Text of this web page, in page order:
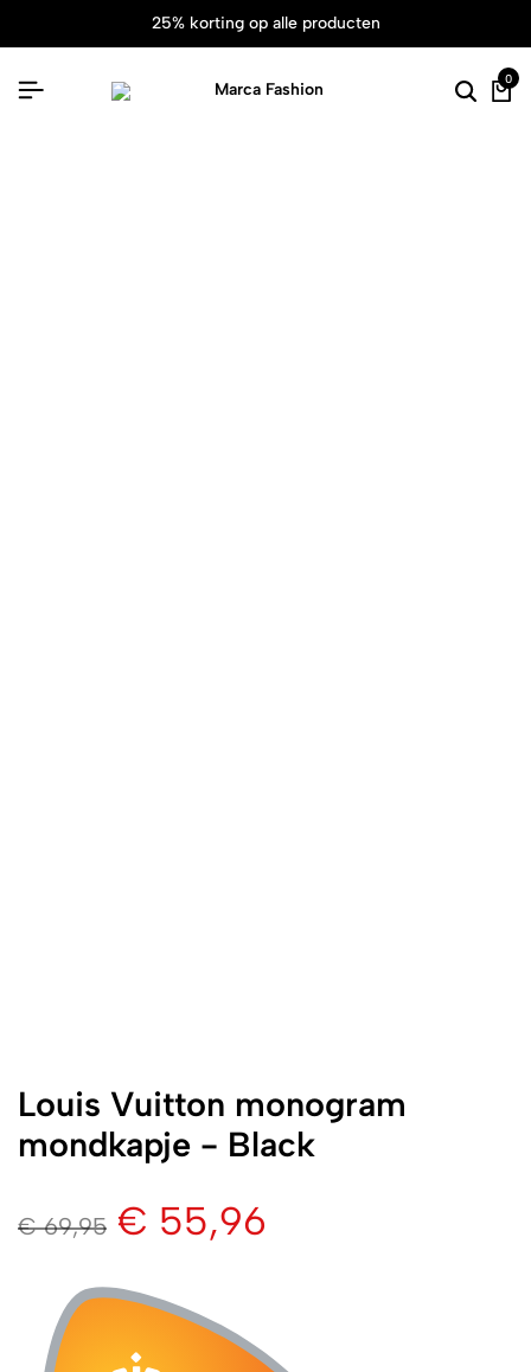
25% korting op alle producten
0
Louis Vuitton monogram
mondkapje - Black
€69,95 € 55,96